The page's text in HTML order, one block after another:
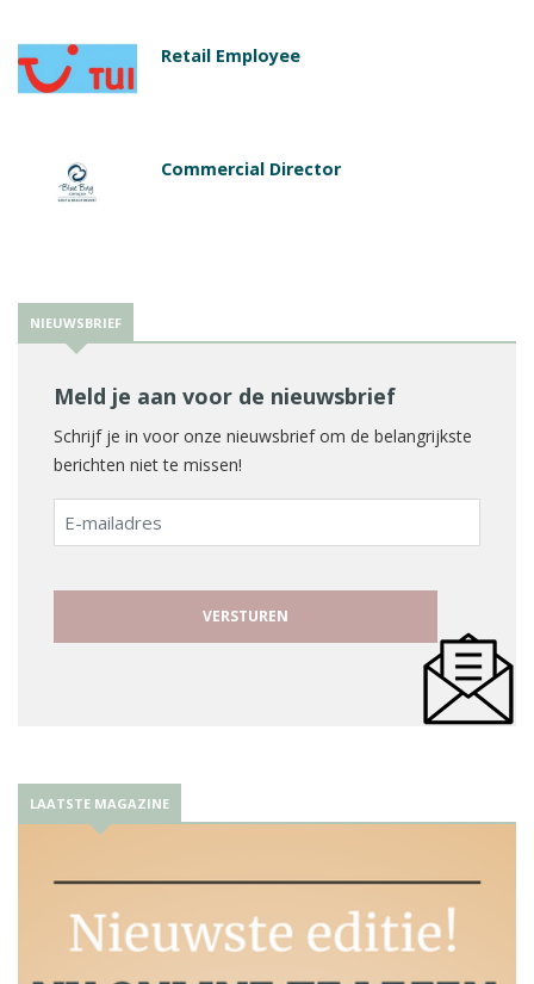
Retail Employee
Commercial Director
NIEUWSBRIEF
Meld je aan voor de nieuwsbrief
Schrijf je in voor onze nieuwsbrief om de belangrijkste
berichten niet te missen!
E-
mailadres
LAATSTE MAGAZINE